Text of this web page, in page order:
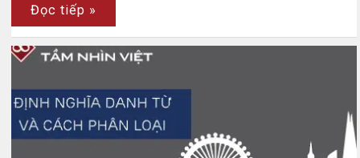
Chức
năng
của
danh
từ
tiếng
Anh
Đọc tiếp »